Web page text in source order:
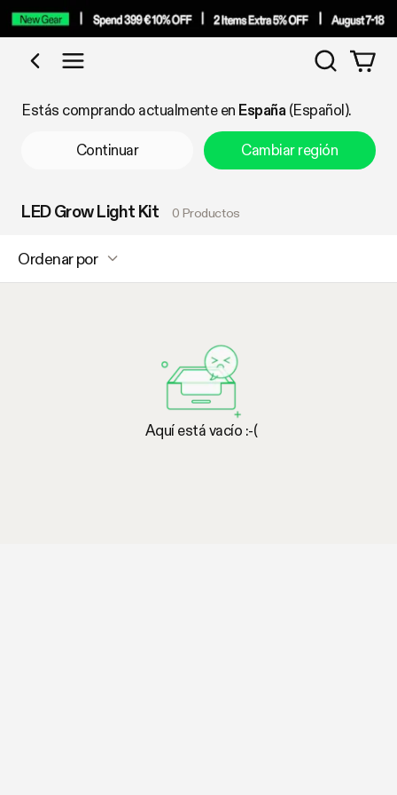
Comprar por categoría
Estás comprando actualmente en España (Español).
Continuar Cambiar región
LED Grow Light Kit 0 Productos
Ordenar por
Aquí está vacío :-(